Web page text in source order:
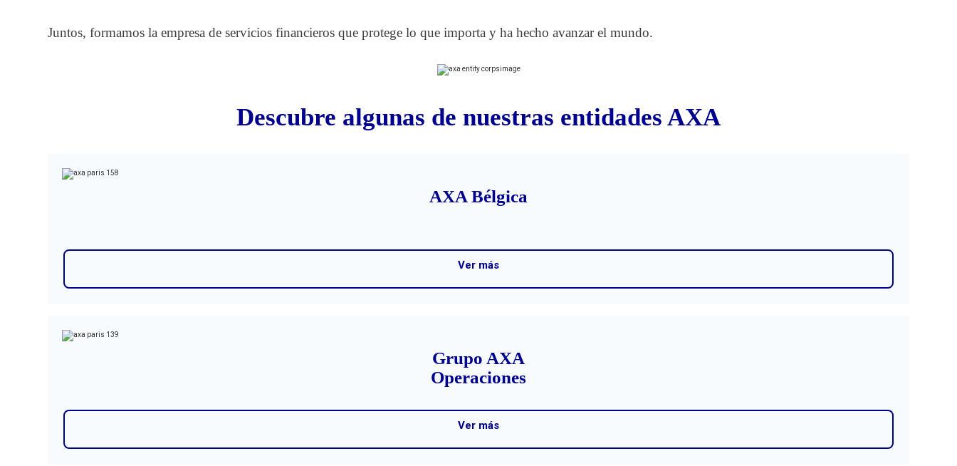
Juntos, formamos la empresa de servicios financieros que protege lo que importa y ha hecho avanzar el mundo.
Descubre algunas de nuestras entidades AXA
AXA Bélgica
Ver más
Grupo AXA
Operaciones
Ver más